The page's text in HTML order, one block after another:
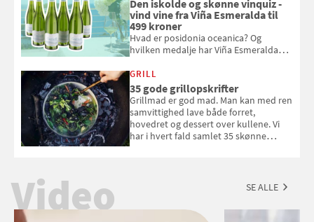
Den iskolde og skønne vinquiz -
vind vine fra Viña Esmeralda til
499 kroner
Hvad er posidonia oceanica? Og
hvilken medalje har Viña Esmeralda
med i Samvirkes skønne vinquiz, hvor
du kan vinde 6 flasker vin fra Viña
Esmeralda. Konkurrencen slutter 1.
september 2026.
GRILL
35 gode grillopskrifter
Grillmad er god mad. Man kan med ren
samvittighed lave både forret,
hovedret og dessert over kullene. Vi
har i hvert fald samlet 35 skønne
Video SE ALLE